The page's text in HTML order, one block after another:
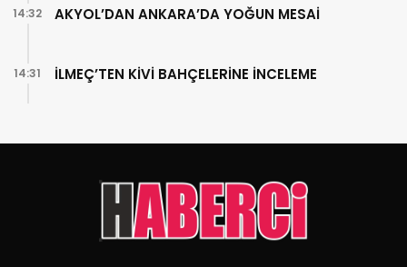
AKYOL’DAN ANKARA’DA YOĞUN MESAİ
14:32
İLMEÇ’TEN KİVİ BAHÇELERİNE İNCELEME
14:31